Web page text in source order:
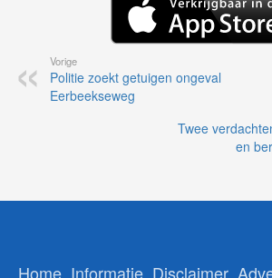
Vorige
Politie zoekt getuigen ongeval
Eerbeekseweg
Twee
en
Home Informatie Disclaimer